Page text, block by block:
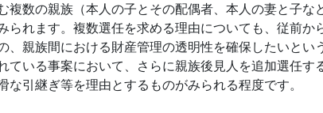
複数の親族（本人の子とその配偶者、本人の妻と子
られます。複数選任を求める理由についても、従前
、親族間における財産管理の透明性を確保したいとい
ている事案において、さらに親族後見人を追加選任
引継ぎ等を理由とするものがみられる程度です。